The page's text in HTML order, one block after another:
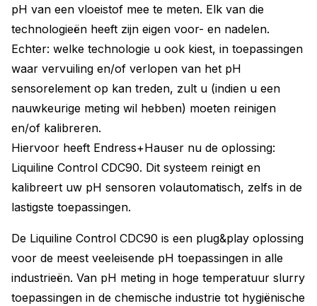
pH van een vloeistof mee te meten. Elk van die
technologieën heeft zijn eigen voor- en nadelen.
Echter: welke technologie u ook kiest, in toepassingen
waar vervuiling en/of verlopen van het pH
sensorelement op kan treden, zult u (indien u een
nauwkeurige meting wil hebben) moeten reinigen
en/of kalibreren.
Hiervoor heeft Endress+Hauser nu de oplossing:
Liquiline Control CDC90. Dit systeem reinigt en
kalibreert uw pH sensoren volautomatisch, zelfs in de
lastigste toepassingen.
De Liquiline Control CDC90 is een plug&play oplossing
voor de meest veeleisende pH toepassingen in alle
industrieën. Van pH meting in hoge temperatuur slurry
toepassingen in de chemische industrie tot hygiënische